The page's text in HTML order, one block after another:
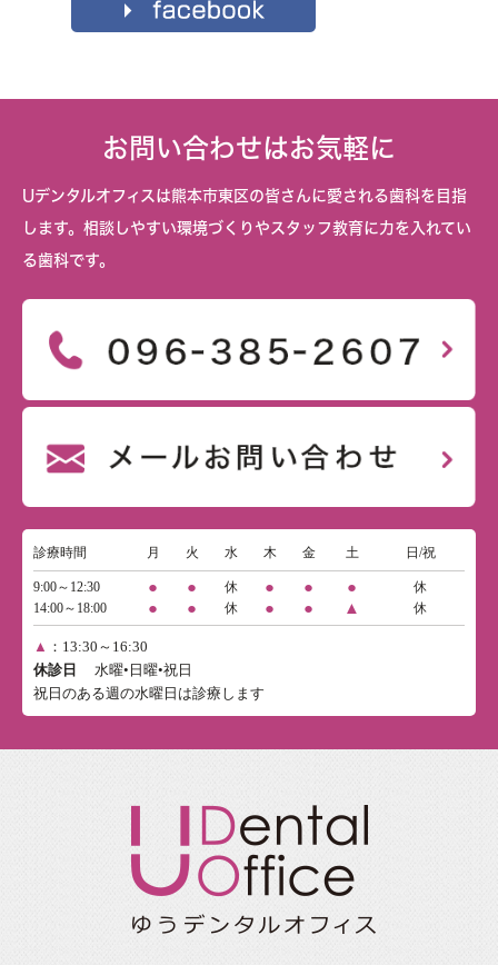
お問い合わせはお気軽に
Uデンタルオフィスは熊本市東区の皆さんに愛される歯科を目指
します。相談しやすい環境づくりやスタッフ教育に力を入れてい
る歯科です。
診療時間 月 火 水 木 金 土 日/祝
9:00～12:30 ● ● 休 ● ● ●
休
14:00～18:00
● ● 休 ● ● ▲ 休
▲ ：13:30～16:30
休診日
水曜•日曜•祝日
祝日のある週の水曜日は診療します